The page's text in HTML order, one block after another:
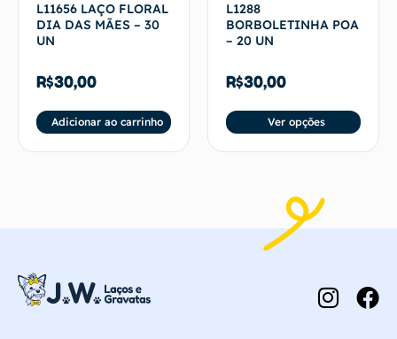
L11656 LAÇO FLORAL
DIA DAS MÃES – 30
UN
R$30,00
Adicionar ao carrinho
L1288
BORBOLETINHA POA
– 20 UN
R$30,00
Ver opções